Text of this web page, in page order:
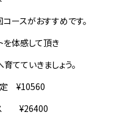
ースがおすすめです。
を体感して頂き
てていきましょう。
定 ¥10560
ス ¥26400